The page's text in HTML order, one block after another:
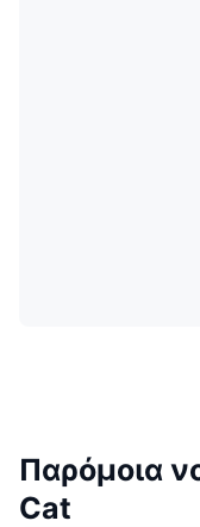
Παρόμοια
Cat